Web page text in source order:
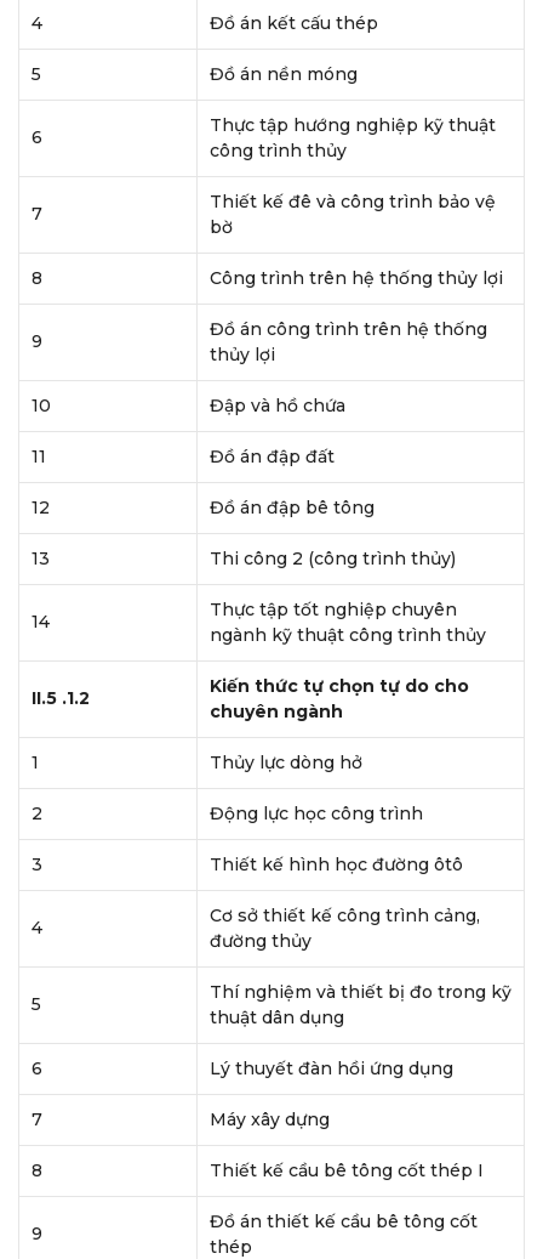
4 Đồ án kết cấu thép
5 Đồ án nền móng
6
Thực tập hướng nghiệp kỹ thuật
công trình thủy
7
Thiết kế đê và công trình bảo vệ
bờ
8 Công trình trên hệ thống thủy lợi
9
Đồ án công trình trên hệ thống
thủy lợi
10 Đập và hồ chứa
11 Đồ án đập đất
12 Đồ án đập bê tông
13 Thi công 2 (công trình thủy)
14
Thực tập tốt nghiệp chuyên
ngành kỹ thuật công trình thủy
II.5 .1.2
Kiến thức tự chọn tự do cho
chuyên ngành
1 Thủy lực dòng hở
2 Động lực học công trình
3 Thiết kế hình học đường ôtô
4
Cơ sở thiết kế công trình cảng,
đường thủy
5
Thí nghiệm và thiết bị đo trong kỹ
thuật dân dụng
6 Lý thuyết đàn hồi ứng dụng
7 Máy xây dựng
8 Thiết kế cầu bê tông cốt thép I
9
Đồ án thiết kế cầu bê tông cốt
thép